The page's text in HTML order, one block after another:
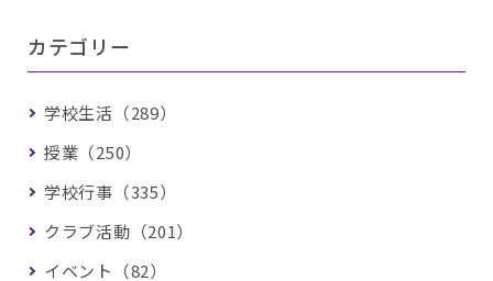
カテゴリー
学校生活（289）
授業（250）
学校行事（335）
クラブ活動（201）
イベント（82）